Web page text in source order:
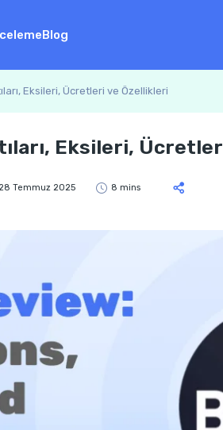
Blog
Eksileri, Ücretleri ve Özellikleri
Eksileri,
Temmuz 2025 8 mins